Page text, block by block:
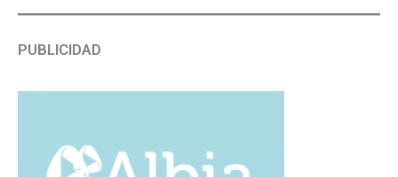
PUBLICIDAD